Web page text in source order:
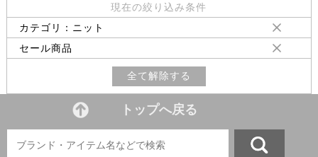
現在の絞り込み条件
カテゴリ：ニット
セール商品
全て解除する
トップへ戻る